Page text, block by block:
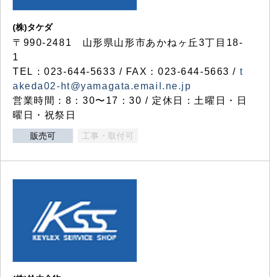
(株)タケダ
〒990-2481 山形県山形市あかねヶ丘3丁目18-
1
TEL：023-644-5633 / FAX：023-644-5663 / t
akeda02-ht@yamagata.email.ne.jp
営業時間：8：30〜17：30 / 定休日：土曜日・日
曜日・祝祭日
販売可 工事・取付可